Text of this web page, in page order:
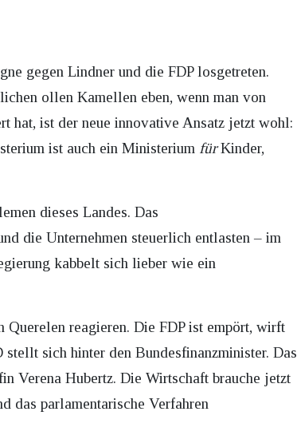
gegen Lindner und die FDP losgetreten.
ollen Kamellen eben, wenn man von
hat, ist der neue innovative Ansatz jetzt wohl:
ist auch ein Ministerium fürKinder,
dieses Landes. Das
die Unternehmen steuerlich entlasten – im
kabbelt sich lieber wie ein
reagieren. Die FDP ist empört, wirft
stellt sich hinter den Bundesfinanzminister. Das
Verena Hubertz. Die Wirtschaft brauche jetzt
das parlamentarische Verfahren